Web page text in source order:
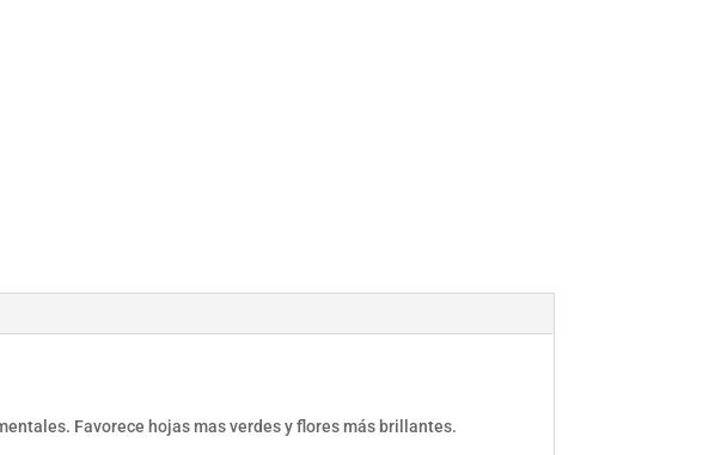
Favorece hojas mas verdes y flores más brillantes.